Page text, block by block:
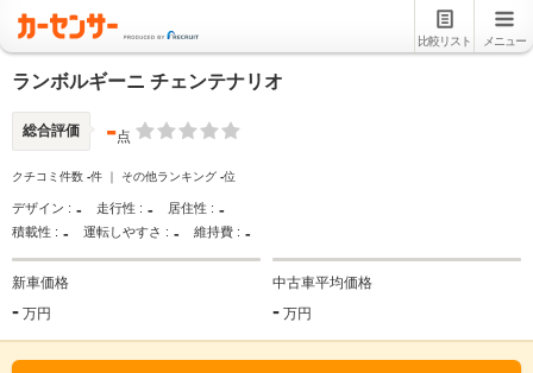
比較リスト メニュー
ランボルギーニ チェンテナリオ
総合評価 -点
クチコミ件数 -件 ｜ その他ランキング -位
デザイン : - 走行性 : - 居住性 : -
積載性 : - 運転しやすさ : - 維持費 : -
新車価格
- 万円
中古車平均価格
- 万円